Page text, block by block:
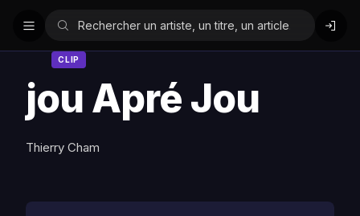
CLIP
jou Apré Jou
Thierry Cham